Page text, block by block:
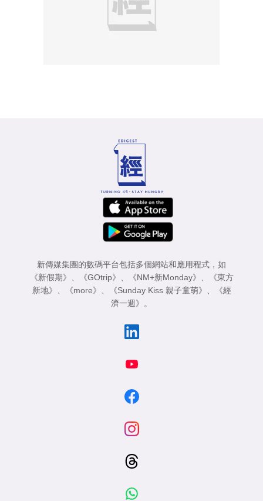
新傳媒集團的數碼平台包括多個網站和應用程式，如
《新假期》
《GOtrip》 《NM+新Monday》
《東方
新地》
《more》 《Sunday Kiss 親子童萌》
《經
濟一週》
。